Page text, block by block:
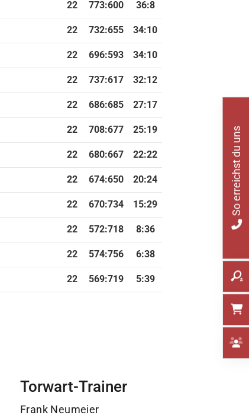
22 773:600 36:8
22 732:655 34:10
22 696:593 34:10
22 737:617 32:12
22 686:685 27:17
22 708:677 25:19
22 680:667 22:22
22 674:650 20:24
22 670:734 15:29
22 572:718 8:36
22 574:756 6:38
22 569:719 5:39
Torwart-Trainer
Frank Neumeier
So erreichst du uns